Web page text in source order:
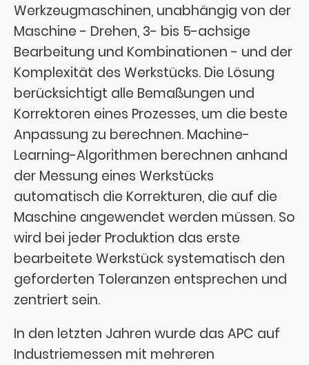
Werkzeugmaschinen, unabhängig von der
Maschine - Drehen, 3- bis 5-achsige
Bearbeitung und Kombinationen - und der
Komplexität des Werkstücks. Die Lösung
berücksichtigt alle Bemaßungen und
Korrektoren eines Prozesses, um die beste
Anpassung zu berechnen. Machine-
Learning-Algorithmen berechnen anhand
der Messung eines Werkstücks
automatisch die Korrekturen, die auf die
Maschine angewendet werden müssen. So
wird bei jeder Produktion das erste
bearbeitete Werkstück systematisch den
geforderten Toleranzen entsprechen und
zentriert sein.
In den letzten Jahren wurde das APC auf
Industriemessen mit mehreren